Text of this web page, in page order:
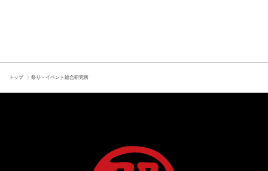
トップ 祭り・イベント総合研究所